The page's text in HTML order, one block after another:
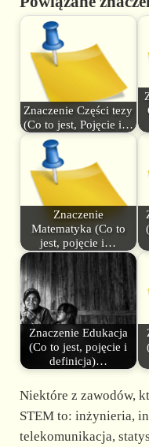
Znaczenie Części tezy
(Co to jest, Pojęcie i…
Znaczenie
Matematyka (Co to
jest, pojęcie i…
Znaczenie Edukacja
(Co to jest, pojęcie i
definicja)…
Niektóre z zawodów,
STEM to: inżynieria,
telekomunikacja,